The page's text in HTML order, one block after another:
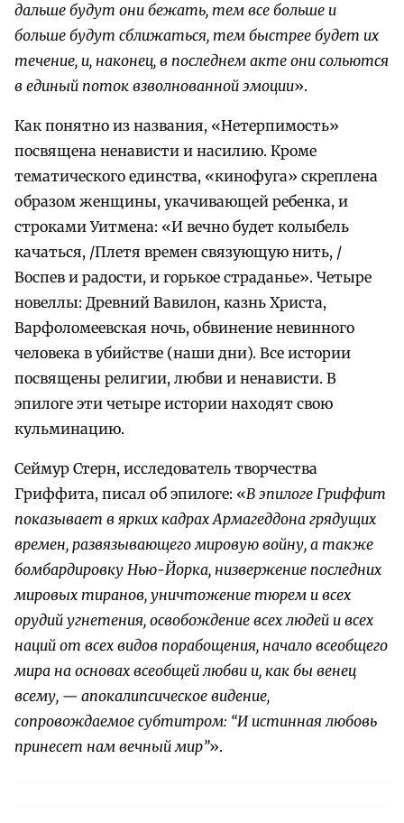
дальше будут они бежать, тем все больше и
больше будут сближаться, тем быстрее будет их
течение, и, наконец, в последнем акте они сольются
в единый поток взволнованной эмоции».
Как понятно из названия, «Нетерпимость»
посвящена ненависти и насилию. Кроме
тематического единства, «кинофуга» скреплена
образом женщины, укачивающей ребенка, и
строками Уитмена: «И вечно будет колыбель
качаться, /Плетя времен связующую нить, /
Воспев и радости, и горькое страданье». Четыре
новеллы: Древний Вавилон, казнь Христа,
Варфоломеевская ночь, обвинение невинного
человека в убийстве (наши дни). Все истории
посвящены религии, любви и ненависти. В
эпилоге эти четыре истории находят свою
кульминацию.
Сеймур Стерн, исследователь творчества
Гриффита, писал об эпилоге: «В эпилоге Гриффит
показывает в ярких кадрах Армагеддона грядущих
времен, развязывающего мировую войну, а также
бомбардировку Нью-Йорка, низвержение последних
мировых тиранов, уничтожение тюрем и всех
орудий угнетения, освобождение всех людей и всех
наций от всех видов порабощения, начало всеобщего
мира на основах всеобщей любви и, как бы венец
всему, — апокалипсическое видение,
сопровождаемое субтитром: “И истинная любовь
принесет нам вечный мир”».